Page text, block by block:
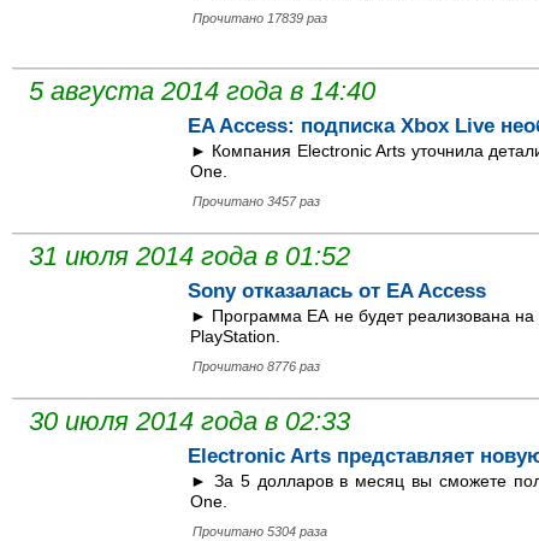
Прочитано 17839 раз
5 августа 2014 года в 14:40
EA Access: подписка Xbox Live
► Компания Electronic Arts уточнила
One.
Прочитано 3457 раз
31 июля 2014 года в 01:52
Sony отказалась от EA Access
► Программа ЕА не будет реализована на
PlayStation.
Прочитано 8776 раз
30 июля 2014 года в 02:33
Electronic Arts представляет
► За 5 долларов в месяц вы сможете
One.
Прочитано 5304 раза